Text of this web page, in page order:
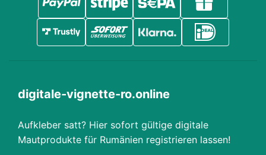
digitale-vignette-ro.online
Aufkleber satt? Hier sofort gültige digitale
Mautprodukte für Rumänien registrieren lassen!